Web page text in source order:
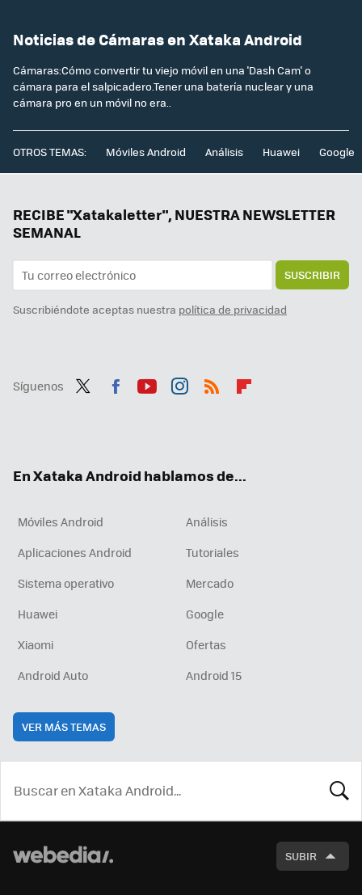
Noticias de Cámaras en Xataka Android
Cámaras:Cómo convertir tu viejo móvil en una 'Dash Cam' o
cámara para el salpicadero.Tener una batería nuclear y una
cámara pro en un móvil no era..
OTROS TEMAS: Móviles Android Análisis Huawei Google
RECIBE "Xatakaletter", NUESTRA NEWSLETTER
SEMANAL
SUSCRIBIR
Suscribiéndote aceptas nuestra política de privacidad
Síguenos
En Xataka Android hablamos de...
Móviles Android
Análisis
Aplicaciones Android
Tutoriales
Sistema operativo
Mercado
Huawei
Google
Xiaomi
Ofertas
Android Auto
Android 15
VER MÁS TEMAS
SUBIR